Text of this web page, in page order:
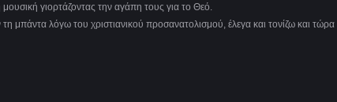
γιορτάζοντας την αγάπη τους για το Θεό.
μπάντα λόγω του χριστιανικού προσανατολισμού, έλεγα και τονίζω και τώρα